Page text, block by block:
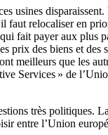
usines
faut relocaliser en
fait payer aux plus
prix des biens et des
meilleurs que les
Services » de
très politiques.
entre l’Union